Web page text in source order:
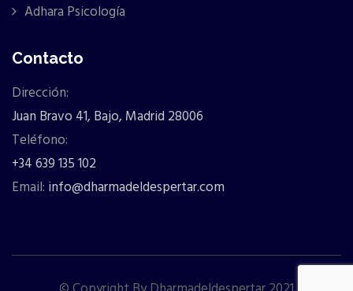
Adhara Psicología
Contacto
Dirección:
Juan Bravo 41, Bajo, Madrid 28006
Teléfono:
+34 639 135 102
Email: info@dharmadeldespertar.com